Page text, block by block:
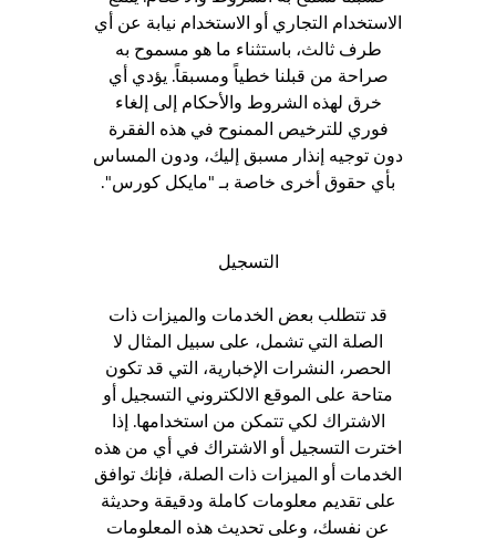
الاستخدام التجاري أو الاستخدام نيابة عن أي
طرف ثالث، باستثناء ما هو مسموح به
صراحة من قبلنا خطياً ومسبقاً. يؤدي أي
خرق لهذه الشروط والأحكام إلى إلغاء
فوري للترخيص الممنوح في هذه الفقرة
دون توجيه إنذار مسبق إليك، ودون المساس
بأي حقوق أخرى خاصة بـ "مايكل كورس".
التسجيل
قد تتطلب بعض الخدمات والميزات ذات
الصلة التي تشمل، على سبيل المثال لا
الحصر، النشرات الإخبارية، التي قد تكون
متاحة على الموقع الالكتروني التسجيل أو
الاشتراك لكي تتمكن من استخدامها. إذا
اخترت التسجيل أو الاشتراك في أي من هذه
الخدمات أو الميزات ذات الصلة، فإنك توافق
على تقديم معلومات كاملة ودقيقة وحديثة
عن نفسك، وعلى تحديث هذه المعلومات